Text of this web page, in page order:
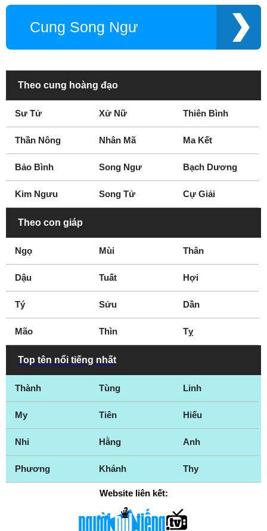
Cung Song Ngư
Theo cung hoàng đạo
Sư Tử Xử Nữ Thiên Bình
Thần Nông Nhân Mã Ma Kết
Bảo Bình Song Ngư Bạch Dương
Kim Ngưu Song Tử Cự Giải
Theo con giáp
Ngọ Mùi Thân
Dậu Tuất Hợi
Tý Sửu Dần
Mão Thìn Tỵ
Top tên nổi tiếng nhất
Thành Tùng Linh
My Tiên Hiếu
Nhi Hằng Anh
Phương Khánh Thy
Website liên kết: